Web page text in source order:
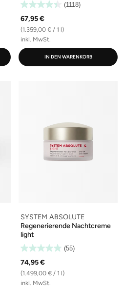
(1118)
67,95 €
(1.359,00 € / 1 l)
inkl. MwSt.
IN DEN WARENKORB
SYSTEM ABSOLUTE
Regenerierende Nachtcreme
light
(55)
74,95 €
(1.499,00 € / 1 l)
inkl. MwSt.